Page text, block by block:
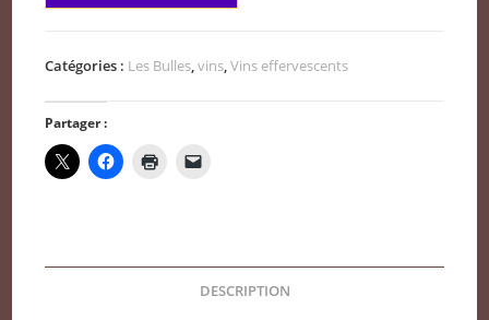
de
Château
Catégories : Les Bulles ,vins ,Vins effervescents
Partager :
DESCRIPTION